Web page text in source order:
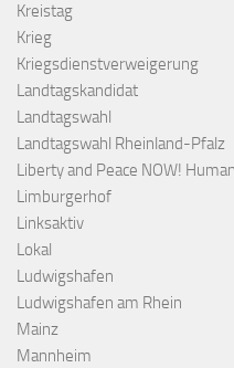
Kreistag
Krieg
Kriegsdienstverweigerung
Landtagskandidat
Landtagswahl
Landtagswahl Rheinland-Pfalz
Liberty and Peace NOW!
Limburgerhof
Linksaktiv
Lokal
Ludwigshafen
Ludwigshafen am Rhein
Mainz
Mannheim